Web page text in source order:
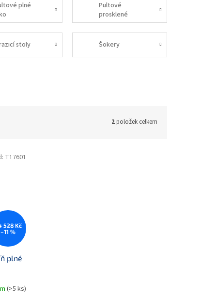
plné
Pultové
prosklené
mrazničky
stoly Šokery
2položek celkem
528 Kč
–11 %
plné
(>5 ks)
T17601